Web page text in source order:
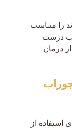
را متناسب
درست
درمان
استفاده از